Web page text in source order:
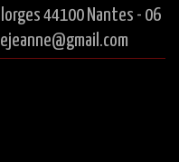
44100 Nantes - 06